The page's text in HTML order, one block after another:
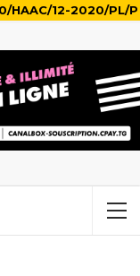
HAAC/12-2020/PL/P